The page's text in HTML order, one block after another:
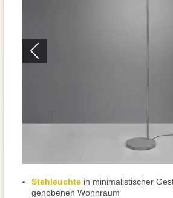
Stehleuchte in minimalistischer
gehobenen Wohnraum